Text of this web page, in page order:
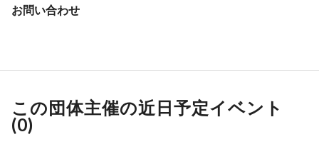
お問い合わせ
この団体主催の近日予定イベント
(0)